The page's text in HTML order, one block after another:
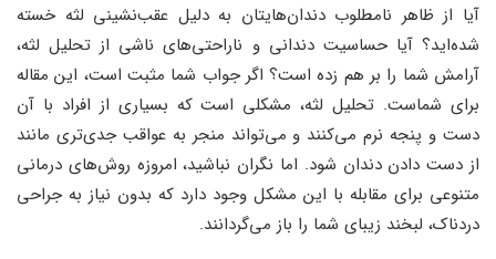
آیا از ظاهر نامطلوب دندان‌هایتان به دلیل عقب‌نشینی لثه خسته
شده‌اید؟ آیا حساسیت دندانی و ناراحتی‌های ناشی از تحلیل لثه،
آرامش شما را بر هم زده است؟ اگر جواب شما مثبت است، این مقاله
برای شماست. تحلیل لثه، مشکلی است که بسیاری از افراد با آن
دست و پنجه نرم می‌کنند و می‌تواند منجر به عواقب جدی‌تری مانند
از دست دادن دندان شود. اما نگران نباشید، امروزه روش‌های درمانی
متنوعی برای مقابله با این مشکل وجود دارد که بدون نیاز به جراحی
دردناک، لبخند زیبای شما را باز می‌گردانند.